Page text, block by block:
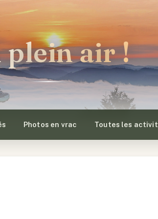
plein air !
Photos en vrac Toutes les